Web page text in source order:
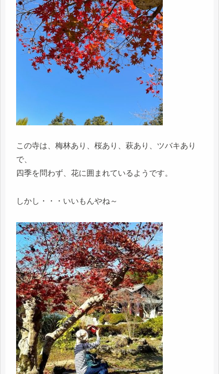
この寺は、梅林あり、桜あり、萩あり、ツバキあり
で、
四季を問わず、花に囲まれているようです。
しかし・・・いいもんやね～